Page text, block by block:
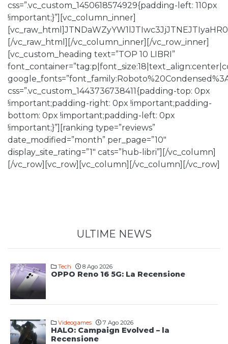
css=”.vc_custom_1450618574929{padding-left: 110px
!important;}”][vc_column_inner]
[/vc_raw_html][/vc_column_inner][/vc_row_inner]
[vc_custom_heading text=”TOP 10 LIBRI”
css=”.vc_custom_1443736738411{padding-top: 0px
!important;padding-right: 0px !important;padding-
bottom: 0px !important;padding-left: 0px
!important;}”][ranking type=”reviews”
date_modified=”month” per_page=”10″
display_site_rating=”1″ cats=”hub-libri”][/vc_column]
[/vc_row][vc_row][vc_column][/vc_column][/vc_row]
ULTIME NEWS
Tech 8 Ago 2026
OPPO Reno 16 5G: La Recensione
Videogames 7 Ago 2026
HALO: Campaign Evolved – la
Recensione